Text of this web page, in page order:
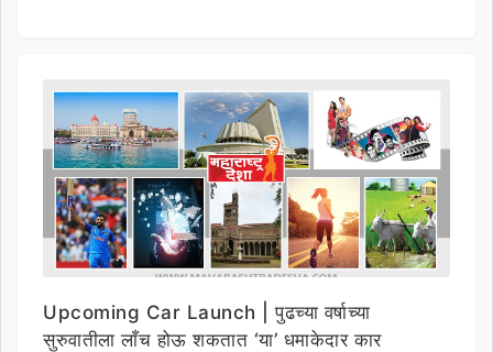
Upcoming Car Launch | पुढच्या वर्षाच्या
सुरुवातीला लाँच होऊ शकतात ‘या’ धमाकेदार कार